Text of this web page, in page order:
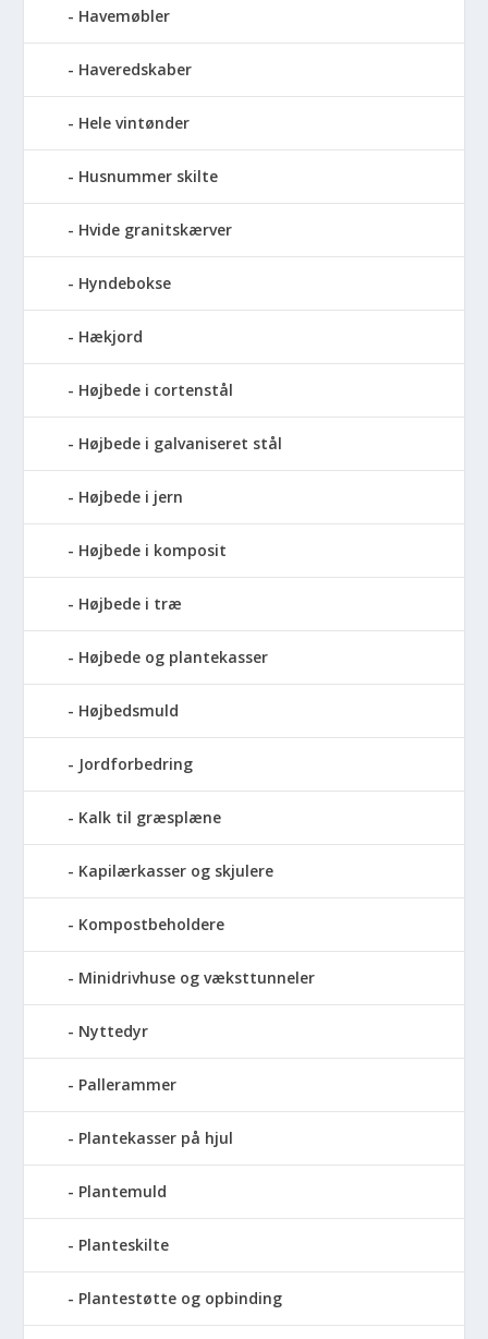
Havemøbler
Haveredskaber
Hele vintønder
Husnummer skilte
Hvide granitskærver
Hyndebokse
Hækjord
Højbede i cortenstål
Højbede i galvaniseret stål
Højbede i jern
Højbede i komposit
Højbede i træ
Højbede og plantekasser
Højbedsmuld
Jordforbedring
Kalk til græsplæne
Kapilærkasser og skjulere
Kompostbeholdere
Minidrivhuse og væksttunneler
Nyttedyr
Pallerammer
Plantekasser på hjul
Plantemuld
Planteskilte
Plantestøtte og opbinding